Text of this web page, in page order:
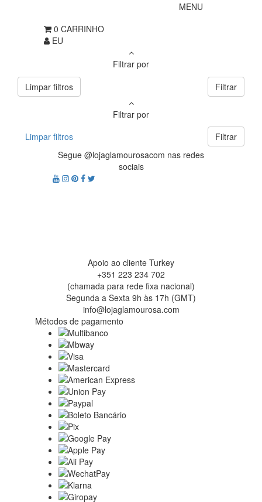
MENU
0 CARRINHO
EU
Filtrar por
Limpar filtros
Filtrar
Filtrar por
Limpar filtros
Filtrar
Segue @lojaglamourosacom nas redes
sociais
Apoio ao cliente Turkey
+351 223 234 702
(chamada para rede fixa nacional)
Segunda a Sexta 9h às 17h (GMT)
info@lojaglamourosa.com
Métodos de pagamento